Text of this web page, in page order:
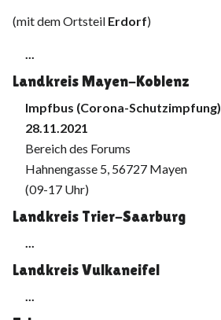
(mit dem Ortsteil Erdorf)
...
Landkreis Mayen-Koblenz
Impfbus (Corona-Schutzimpfung)
28.11.2021
Bereich des Forums
Hahnengasse 5, 56727 Mayen
(09-17 Uhr)
Landkreis Trier-Saarburg
...
Landkreis Vulkaneifel
...